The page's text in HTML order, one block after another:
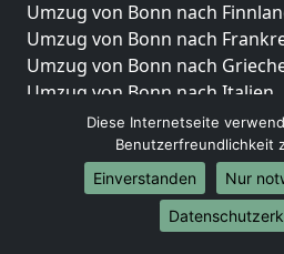
Umzug von Bonn nach
Umzug von Bonn nach
Umzug von Bonn nach
Umzug von Bonn nach Italien
Umzug von Bonn nach
Umzug von Bonn nach
Umzug von Bonn nach
Umzug von Bonn nach
Umzüge-
Diese Internetseite
Benutzerfreundlichkeit
Einverstanden
Nur